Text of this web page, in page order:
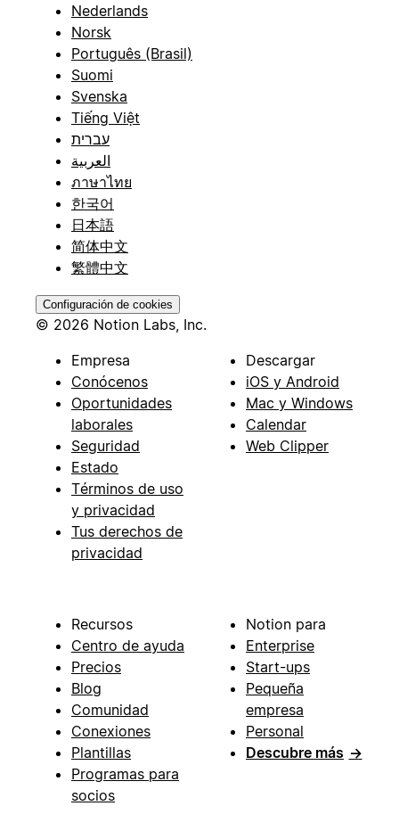
Nederlands
Norsk
Português (Brasil)
Suomi
Svenska
Tiếng Việt
עברית
العربية
ภาษาไทย
한국어
日本語
简体中文
繁體中文
Configuración de cookies
© 2026 Notion Labs, Inc.
Empresa
Conócenos
Oportunidades
laborales
Seguridad
Estado
Términos de uso
y privacidad
Tus derechos de
privacidad
Descargar
iOS y Android
Mac y Windows
Calendar
Web Clipper
Recursos
Centro de ayuda
Precios
Blog
Comunidad
Conexiones
Plantillas
Programas para
socios
Notion para
Enterprise
Start-ups
Pequeña
empresa
Personal
Descubre más →